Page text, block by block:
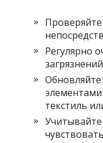
Регулярно
текстиль